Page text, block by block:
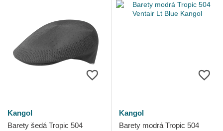
Kangol
Barety šedá Tropic 504
Kangol
Barety modrá Tropic 504